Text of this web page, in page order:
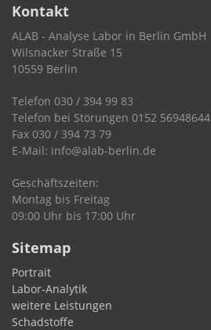
Kontakt
ALAB - Analyse Labor in Berlin GmbH
Wilsnacker Straße 15
10559 Berlin
Telefon 030 / 394 99 83
Telefon bei Störungen 0152 56948644
Fax 030 / 394 73 79
E-Mail: info@alab-berlin.de
Geschäftszeiten:
Montag bis Freitag
09:00 Uhr bis 17:00 Uhr
Sitemap
Portrait
Labor-Analytik
weitere Leistungen
Schadstoffe